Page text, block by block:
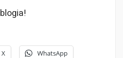
blogia!
X WhatsApp